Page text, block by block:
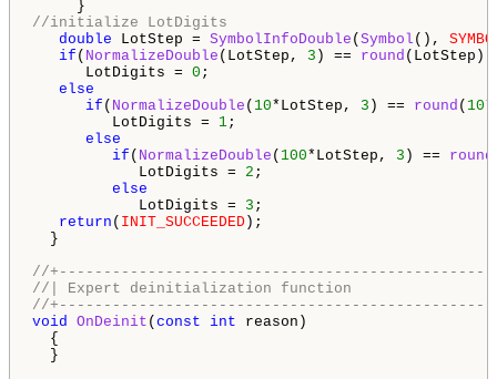
//initialize LotDigits
double LotStep = SymbolInfoDouble ( Symbol (),
if ( NormalizeDouble (LotStep, 3 ) == round (LotStep))
LotDigits = 0 ;
else
if ( NormalizeDouble ( 10*LotStep, 3 ) == round ( 10
LotDigits = 1;
else
if ( NormalizeDouble ( 100*LotStep, 3 ) == round
LotDigits = 2 ;
else
LotDigits = 3 ;
return ( INIT_SUCCEEDED );
}
//
//| Expert deinitialization function
//
void OnDeinit ( const int reason)
{
}